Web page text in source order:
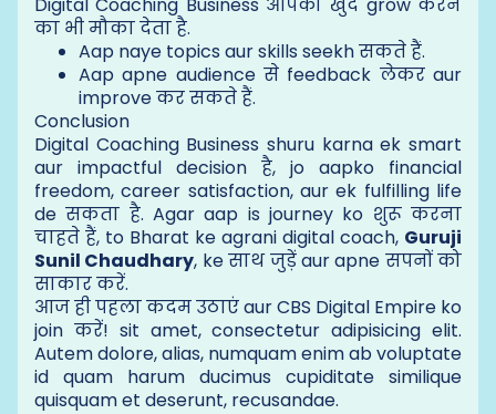
का भी मौका देता है.
Aap naye topics aur skills seekh सकते हैं.
Aap apne audience से feedback लेकर aur
improve कर सकते हैं.
Conclusion
Digital Coaching Business shuru karna ek smart
aur impactful decision है, jo aapko financial
freedom, career satisfaction, aur ek fulfilling life
de सकता है. Agar aap is journey ko शुरू करना
चाहते हैं, to Bharat ke agrani digital coach, Guruji
Sunil Chaudhary, ke साथ जुड़ें aur apne सपनों को
साकार करें.
आज ही पहला कदम उठाएं aur CBS Digital Empire ko
join करें! sit amet, consectetur adipisicing elit.
Autem dolore, alias, numquam enim ab voluptate
id quam harum ducimus cupiditate similique
quisquam et deserunt, recusandae.